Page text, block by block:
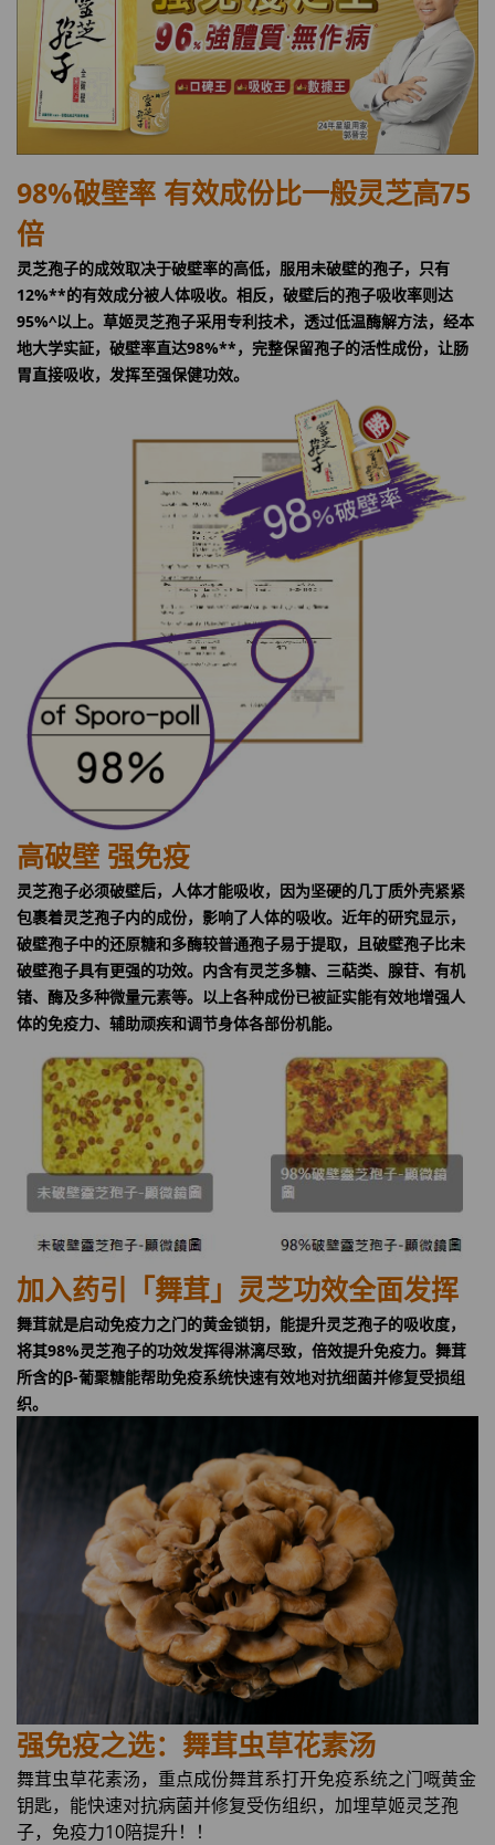
98%破壁率 有效成份比一般灵芝高75
倍
灵芝孢子的成效取决于破壁率的高低，服用未破壁的孢子，只有
12%**的有效成分被人体吸收。相反，破壁后的孢子吸收率则达
95%^以上。草姬灵芝孢子采用专利技术，透过低温酶解方法，经本
地大学实証，破壁率直达98%**，完整保留孢子的活性成份，让肠
胃直接吸收，发挥至强保健功效。
高破壁 强免疫
灵芝孢子必须破壁后，人体才能吸收，因为坚硬的几丁质外壳紧紧
包裹着灵芝孢子内的成份，影响了人体的吸收。近年的研究显示，
破壁孢子中的还原糖和多酶较普通孢子易于提取，且破壁孢子比未
破壁孢子具有更强的功效。内含有灵芝多糖、三萜类、腺苷、有机
锗、酶及多种微量元素等。以上各种成份已被証实能有效地增强人
体的免疫力、辅助顽疾和调节身体各部份机能。
加入药引「舞茸」灵芝功效全面发挥
舞茸就是启动免疫力之门的黄金锁钥，能提升灵芝孢子的吸收度，
将其98%灵芝孢子的功效发挥得淋漓尽致，倍效提升免疫力。舞茸
所含的β-葡聚糖能帮助免疫系统快速有效地对抗细菌并修复受损组
织。
强免疫之选：舞茸虫草花素汤
舞茸虫草花素汤，重点成份舞茸系打开免疫系统之门嘅黄金
钥匙，能快速对抗病菌并修复受伤组织，加埋草姬灵芝孢
子，免疫力10陪提升！！